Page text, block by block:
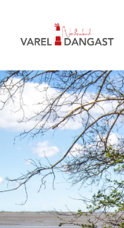
Der Eintrag
Der Eintrag
Der Eintrag
Der Eintrag